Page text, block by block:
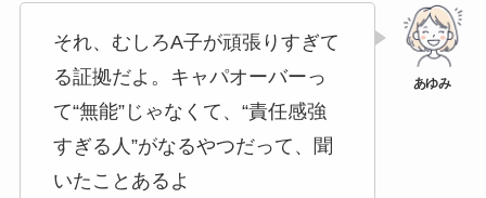
それ、むしろA子が頑張りすぎて
る証拠だよ。キャパオーバーっ
て“無能”じゃなくて、“責任感強
すぎる人”がなるやつだって、聞
いたことあるよ